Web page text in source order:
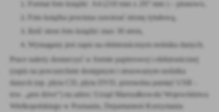
Format foto książki A4 (210 mm x 297 mm ) – pionowo,
Foto książka powinna zawierać stronę tytułową,
Ilość stron foto książki: max 30 stron,
Wymagany jest zapis na elektronicznym nośniku danych.
Prace należy dostarczyć w formie papierowej i elektronicznej
(zapis na powszechnie dostępnym i stosowanym nośniku
danych (np. płyta CD, płyta DVD, przenośna pamięć USB -
tzw. „pen drive”) na adres: Urząd Marszałkowski Województwa
Wielkopolskiego w Poznaniu, Departament Korzystania